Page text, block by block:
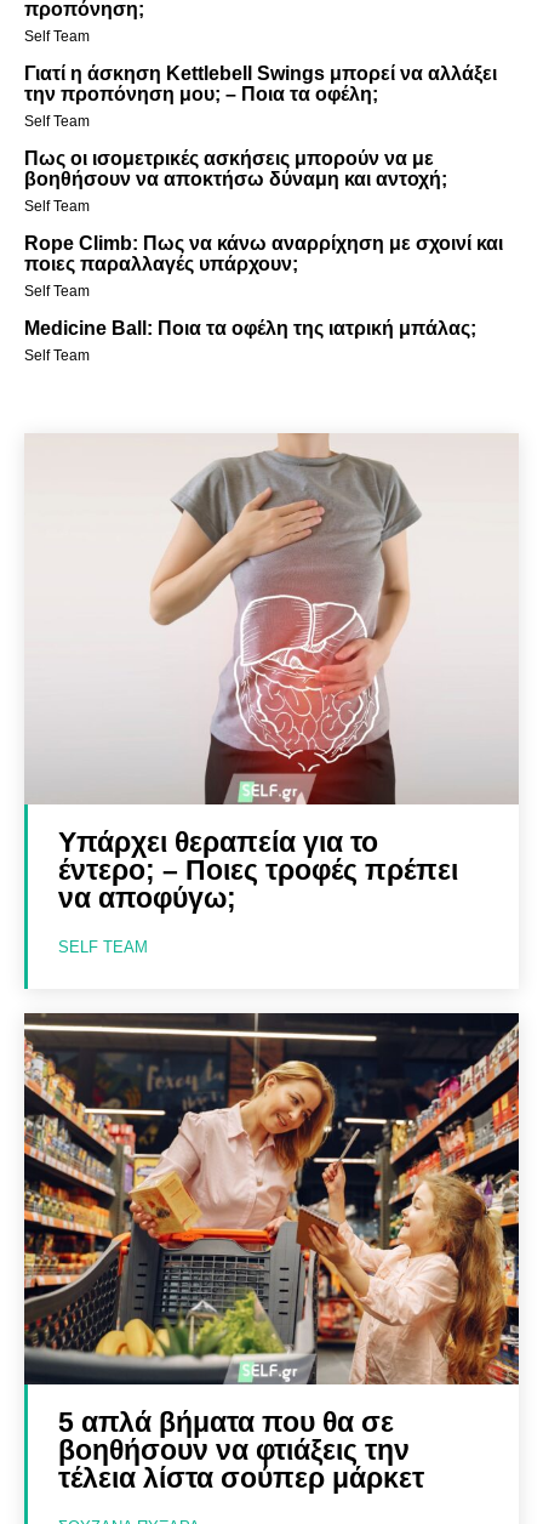
προπόνηση;
Self Team
Γιατί η άσκηση Kettlebell Swings μπορεί να αλλάξει
την προπόνηση μου; – Ποια τα οφέλη;
Self Team
Πως οι ισομετρικές ασκήσεις μπορούν να με
βοηθήσουν να αποκτήσω δύναμη και αντοχή;
Self Team
Rope Climb: Πως να κάνω αναρρίχηση με σχοινί και
ποιες παραλλαγές υπάρχουν;
Self Team
Medicine Ball: Ποια τα οφέλη της ιατρική μπάλας;
Self Team
Υπάρχει θεραπεία για το
έντερο; – Ποιες τροφές πρέπει
να αποφύγω;
SELF TEAM
5 απλά βήματα που θα σε
βοηθήσουν να φτιάξεις την
τέλεια λίστα σούπερ μάρκετ